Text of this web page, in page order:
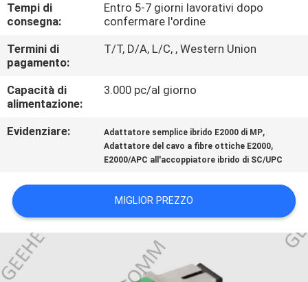
CASI
MAPPA
DEL
SITO
POLICY
Tempi di
consegna:
Entro 5-7 giorni lavorativi dopo
confermare l'ordine
Termini di
pagamento:
T/T, D/A, L/C, , Western Union
Capacità di
alimentazione:
3.000 pc/al giorno
Evidenziare: Adattatore semplice ibrido E2000 di MP,
Adattatore del cavo a fibre ottiche E2000,
E2000/APC all'accoppiatore ibrido di SC/UPC
MIGLIOR PREZZO